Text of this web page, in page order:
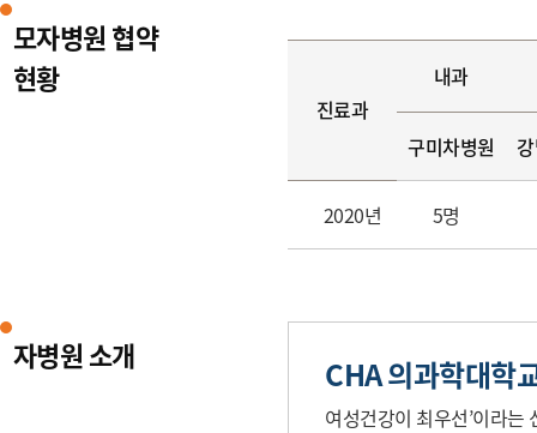
모자병원 협약
현황
진료과
내과
구미차병원
2020년 5명
자병원 소개 CHA 의과학대학
여성건강이 최우선’이라